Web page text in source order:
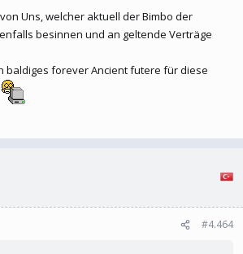
Uns, welcher aktuell der Bimbo der
besinnen und an geltende Verträge
baldiges forever Ancient futere für diese
#4.464